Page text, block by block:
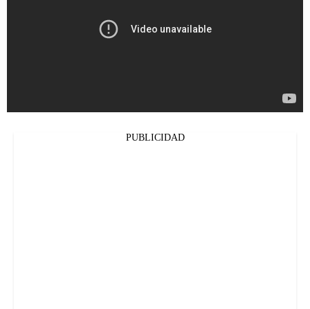
PUBLICIDAD